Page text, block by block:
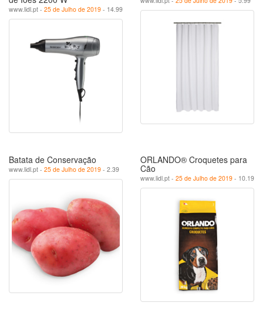
www.lidl.pt - 25 de Julho de 2019 - 14.99
Batata de Conservação
www.lidl.pt - 25 de Julho de 2019 - 2.39
ORLANDO® Croquetes para
Cão
www.lidl.pt - 25 de Julho de 2019 - 10.19